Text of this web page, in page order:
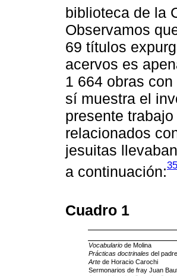
biblioteca de la
Observamos
69 títulos
acervos es
1 664 obras
sí muestra el
presente
relacionados
jesuitas
a continuación:35
Cuadro 1
Vocabulariode Molina
Prácticas doctrinalesdel
Artede Horacio Carochi
Sermonarios de fray Juan